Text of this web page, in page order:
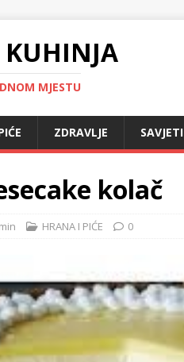
KUHINJA
MJESTU
ZDRAVLJE SAVJETI
kolač
HRANA I PIĆE 0